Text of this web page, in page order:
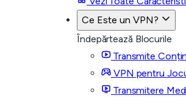
Ce Este un VPN?
Îndepărtează Blocurile
Transmite
VPN pentru
Transmitere